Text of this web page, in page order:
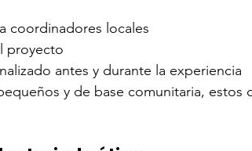
coordinadores locales
proyecto
antes y durante la experiencia
y de base comunitaria, estos